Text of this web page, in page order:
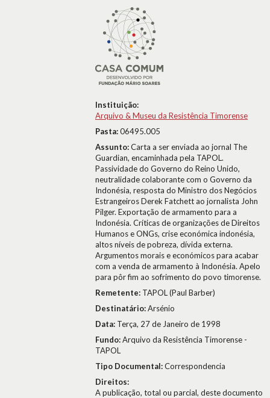
Instituição:
Arquivo & Museu da Resistência Timorense
Pasta:06495.005
Assunto:Carta a ser enviada ao jornal The
Guardian, encaminhada pela TAPOL.
Passividade do Governo do Reino Unido,
neutralidade colaborante com o Governo da
Indonésia, resposta do Ministro dos Negócios
Estrangeiros Derek Fatchett ao jornalista John
Pilger. Exportação de armamento para a
Indonésia. Críticas de organizações de Direitos
Humanos e ONGs, crise económica indonésia,
altos níveis de pobreza, dívida externa.
Argumentos morais e económicos para acabar
com a venda de armamento à Indonésia. Apelo
para pôr fim ao sofrimento do povo timorense.
Remetente: TAPOL (Paul Barber)
Destinatário:Arsénio
Data: Terça, 27 de Janeiro de 1998
Fundo:Arquivo da Resistência Timorense -
TAPOL
Tipo Documental:Correspondencia
Direitos:
A publicação, total ou parcial, deste documento